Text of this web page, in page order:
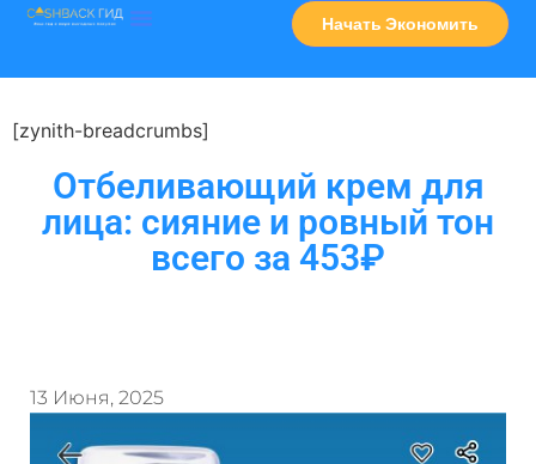
Начать Экономить
[zynith-breadcrumbs]
Отбеливающий крем для
лица: сияние и ровный тон
всего за 453₽
13 Июня, 2025